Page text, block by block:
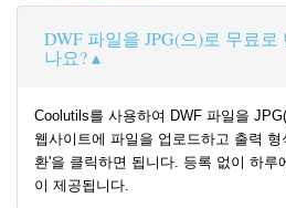
DWF 파일을 JPG(으)로 무료
나요?
Coolutils를 사용하여 DWF 파일을
웹사이트에 파일을 업로드하고 출력
환'을 클릭하면 됩니다. 등록 없이 하루
이 제공됩니다.